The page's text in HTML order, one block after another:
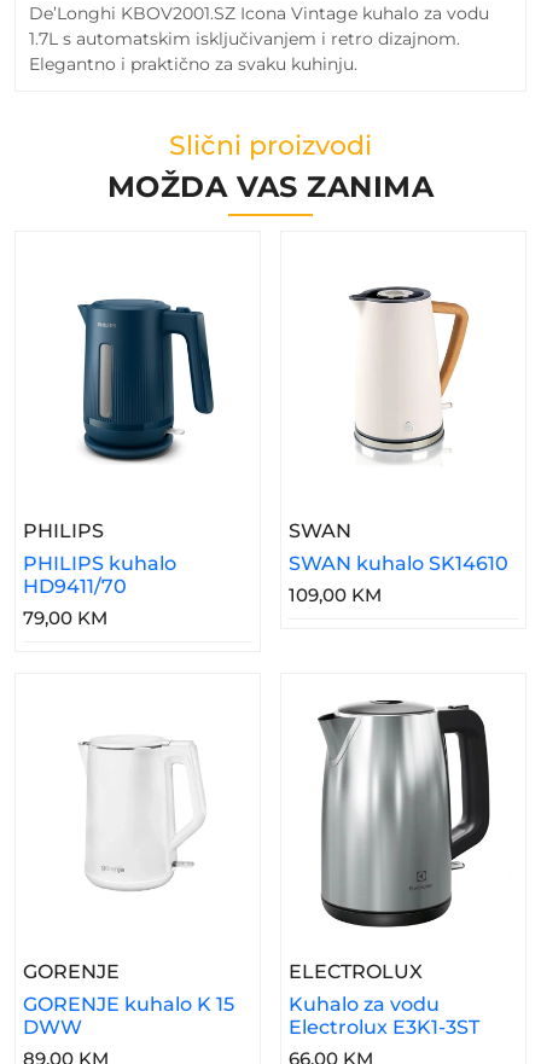
De’Longhi KBOV2001.SZ Icona Vintage kuhalo za vodu
1.7L s automatskim isključivanjem i retro dizajnom.
Elegantno i praktično za svaku kuhinju.
Slični proizvodi
MOŽDA VAS ZANIMA
PHILIPS– PHILIPS Kuhalo HD9411/70
PHILIPS kuhalo
HD9411/70
79,00 KM
SWAN
SWAN kuhalo SK14610
109,00 KM
GORENJE – GORENJE Kuhalo K 15 DWW
GORENJE kuhalo K 15
DWW
89,00 KM
ELECTROLUX
Kuhalo za vodu
Electrolux E3K1-3ST
66,00 KM